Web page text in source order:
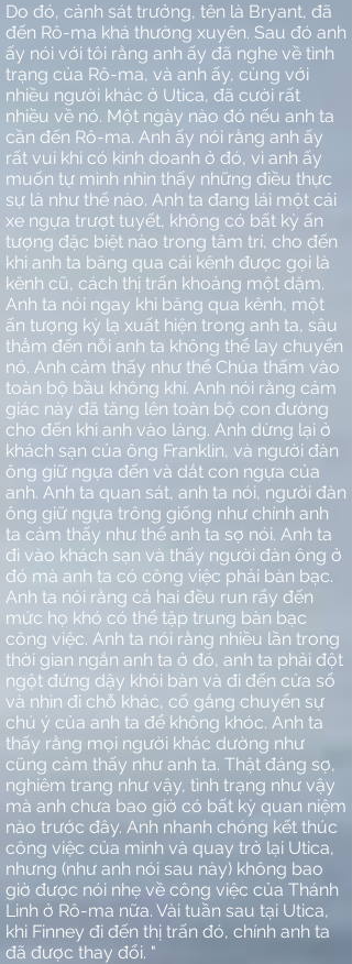
Do đó, cảnh sát trưởng, tên là Bryant, đã
đến Rô-ma khá thường xuyên. Sau đó anh
ấy nói với tôi rằng anh ấy đã nghe về tình
trạng của Rô-ma, và anh ấy, cùng với
nhiều người khác ở Utica, đã cười rất
nhiều về nó. Một ngày nào đó nếu anh ta
cần đến Rô-ma. Anh ấy nói rằng anh ấy
rất vui khi có kinh doanh ở đó, vì anh ấy
muốn tự mình nhìn thấy những điều thực
sự là như thế nào. Anh ta đang lái một cái
xe ngựa trượt tuyết, không có bất kỳ ấn
tượng đặc biệt nào trong tâm trí, cho đến
khi anh ta băng qua cái kênh được gọi là
kênh cũ, cách thị trấn khoảng một dặm.
Anh ta nói ngay khi băng qua kênh, một
ấn tượng kỳ lạ xuất hiện trong anh ta, sâu
thẳm đến nỗi anh ta không thể lay chuyển
nó. Anh cảm thấy như thể Chúa thấm vào
toàn bộ bầu không khí. Anh nói rằng cảm
giác này đã tăng lên toàn bộ con đường
cho đến khi anh vào làng. Anh dừng lại ở
khách sạn của ông Franklin, và người đàn
ông giữ ngựa đến và dắt con ngựa của
anh. Anh ta quan sát, anh ta nói, người đàn
ông giữ ngựa trông giống như chính anh
ta cảm thấy như thể anh ta sợ nói. Anh ta
đi vào khách sạn và thấy người đàn ông ở
đó mà anh ta có công việc phải bàn bạc.
Anh ta nói rằng cả hai đều run rẩy đến
mức họ khó có thể tập trung bàn bạc
công việc. Anh ta nói rằng nhiều lần trong
thời gian ngắn anh ta ở đó, anh ta phải đột
ngột đứng dậy khỏi bàn và đi đến cửa sổ
và nhìn đi chỗ khác, cố gắng chuyển sự
chú ý của anh ta để không khóc. Anh ta
thấy rằng mọi người khác dường như
cũng cảm thấy như anh ta. Thật đáng sợ,
nghiêm trang như vậy, tình trạng như vậy
mà anh chưa bao giờ có bất kỳ quan niệm
nào trước đây. Anh nhanh chóng kết thúc
công việc của mình và quay trở lại Utica,
nhưng (như anh nói sau này) không bao
giờ được nói nhẹ về công việc của Thánh
Linh ở Rô-ma nữa. Vài tuần sau tại Utica,
khi Finney đi đến thị trấn đó, chính anh ta
đã được thay đổi. "